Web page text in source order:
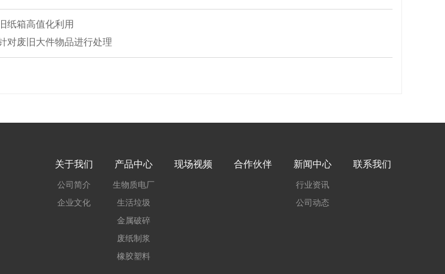
纸箱高值化利用
对废旧大件物品进行处理
关于我们
公司简介
企业文化
产品中心
生物质电厂
生活垃圾
金属破碎
废纸制浆
橡胶塑料
现场视频 合作伙伴 新闻中心
行业资讯
公司动态
联系我们